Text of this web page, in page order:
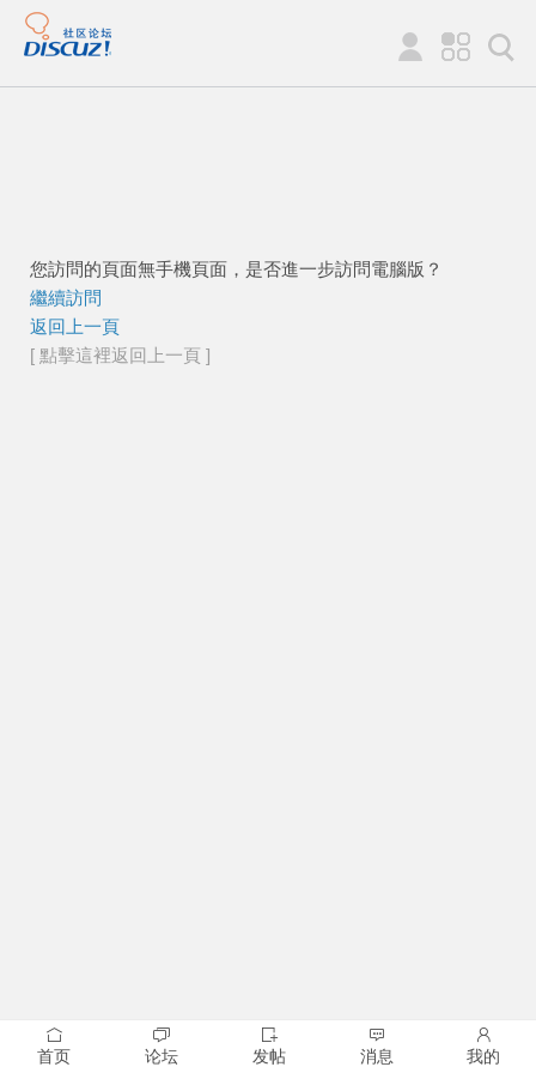
您訪問的頁面無手機頁面，是否進一步訪問電腦版？
繼續訪問
返回上一頁
[ 點擊這裡返回上一頁 ]
首页 论坛 发帖 消息 我的